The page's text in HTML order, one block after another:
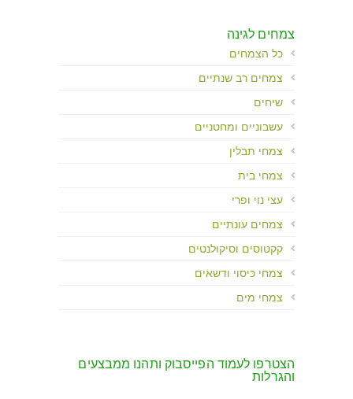
צמחים לגינה
כל הצמחים
צמחים רב שנתיים
שיחים
עשבוניים ומחטניים
צמחי תבלין
צמחי בית
עצי נוי ופרי
צמחים עונתיים
קקטוסים וסיקולנטים
צמחי כיסוי ודשאים
צמחי מים
הצטרפו לעמוד הפייסבוק ותהנו ממבצעים
והגרלות